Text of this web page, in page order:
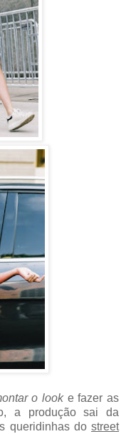
o looke fazer as
a produção sai da
queridinhas do street